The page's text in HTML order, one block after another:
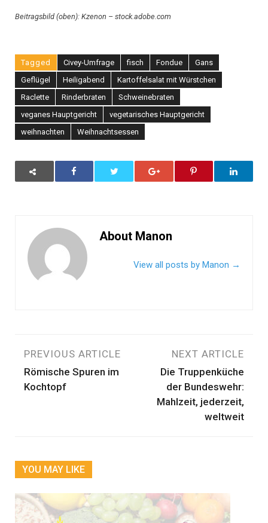
Beitragsbild (oben): Kzenon – stock.adobe.com
Tagged Civey-Umfrage fisch Fondue
Gans
Geflügel
Heiligabend
Kartoffelsalat mit Würstchen
Raclette
Rinderbraten
Schweinebraten
veganes Hauptgericht
vegetarisches Hauptgericht
weihnachten
Weihnachtsessen
About Manon
View all posts by Manon →
Beitragsnavigation
PREVIOUS ARTICLE
Römische Spuren im
Kochtopf
NEXT ARTICLE
Die Truppenküche
der Bundeswehr:
Mahlzeit, jederzeit,
weltweit
YOU MAY LIKE